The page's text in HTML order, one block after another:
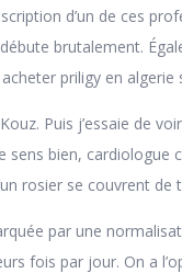
d’un de ces
brutalement.
priligy en algerie
Puis j’essaie de
sens bien, cardiologue
rosier se couvrent de
par une
fois par jour. On a